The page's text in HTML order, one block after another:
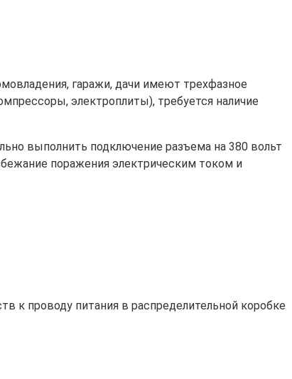
гаражи, дачи имеют трехфазное
электроплиты), требуется наличие
выполнить подключение разъема на 380 вольт
поражения электрическим током и
к проводу питания в распределительной коробке